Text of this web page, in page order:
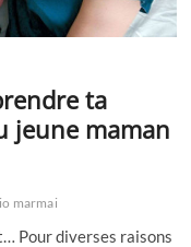
ta
jeune maman
marmai
Pour diverses raisons